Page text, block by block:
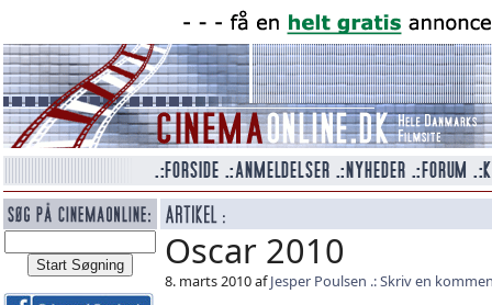
Oscar 2010
8. marts 2010 afJesper Poulsen Skriv en